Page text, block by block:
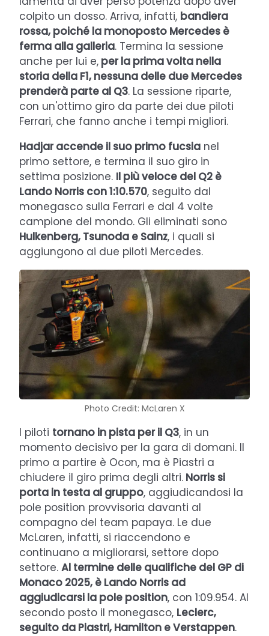
colpito un dosso. Arriva, infatti, bandiera
rossa, poiché la monoposto Mercedes è
ferma alla galleria. Termina la sessione
anche per lui e, per la prima volta nella
storia della F1, nessuna delle due Mercedes
prenderà parte al Q3. La sessione riparte,
con un'ottimo giro da parte dei due piloti
Ferrari, che fanno anche i tempi migliori.
Hadjar accende il suo primo fucsia nel
primo settore, e termina il suo giro in
settima posizione. Il più veloce del Q2 è
Lando Norris con 1:10.570, seguito dal
monegasco sulla Ferrari e dal 4 volte
campione del mondo. Gli eliminati sono
Hulkenberg, Tsunoda e Sainz, i quali si
aggiungono ai due piloti Mercedes.
Photo Credit: McLaren X
I piloti tornano in pista per il Q3, in un
momento decisivo per la gara di domani. Il
primo a partire è Ocon, ma è Piastri a
chiudere il giro prima degli altri. Norris si
porta in testa al gruppo, aggiudicandosi la
pole position provvisoria davanti al
compagno del team papaya. Le due
McLaren, infatti, si riaccendono e
continuano a migliorarsi, settore dopo
settore. Al termine delle qualifiche del GP di
Monaco 2025, è Lando Norris ad
aggiudicarsi la pole position, con 1:09.954. Al
secondo posto il monegasco, Leclerc,
seguito da Piastri, Hamilton e Verstappen.